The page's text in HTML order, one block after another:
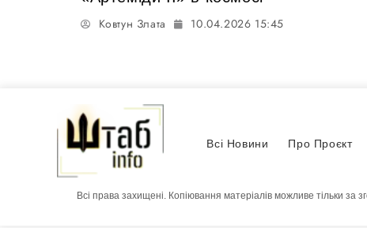
Ковтун Злата 10.04.2026 15:45
Всі Новини Про Проєкт
Всі права захищені. Копіювання матеріалів можливе тільки